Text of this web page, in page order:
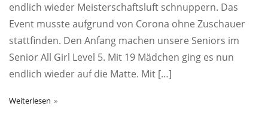
endlich wieder Meisterschaftsluft schnuppern. Das
Event musste aufgrund von Corona ohne Zuschauer
stattfinden. Den Anfang machen unsere Seniors im
Senior All Girl Level 5. Mit 19 Mädchen ging es nun
endlich wieder auf die Matte. Mit […]
Weiterlesen